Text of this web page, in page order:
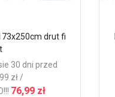
drut fi
30 dni przed
zł /
76,99 zł